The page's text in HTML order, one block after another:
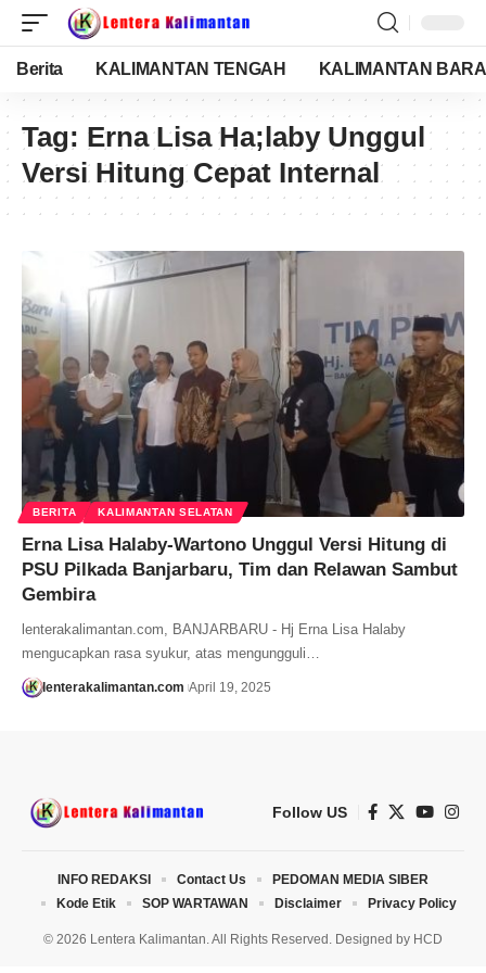
Berita KALIMANTAN TENGAH KALIMANTAN
Tag: Erna Lisa Ha;laby Unggul
Versi Hitung Cepat Internal
BERITA KALIMANTAN SELATAN
Erna Lisa Halaby-Wartono Unggul Versi Hitung di
PSU Pilkada Banjarbaru, Tim dan Relawan Sambut
Gembira
lenterakalimantan.com, BANJARBARU - Hj Erna Lisa Halaby
mengucapkan rasa syukur, atas mengungguli…
lenterakalimantan.com April 19, 2025
Follow US
© 2026 Lentera Kalimantan. All Rights Reserved. Designed by HCD
INFO REDAKSI Contact Us
PEDOMAN MEDIA SIBER
Kode Etik
SOP WARTAWAN Disclaimer Privacy Policy